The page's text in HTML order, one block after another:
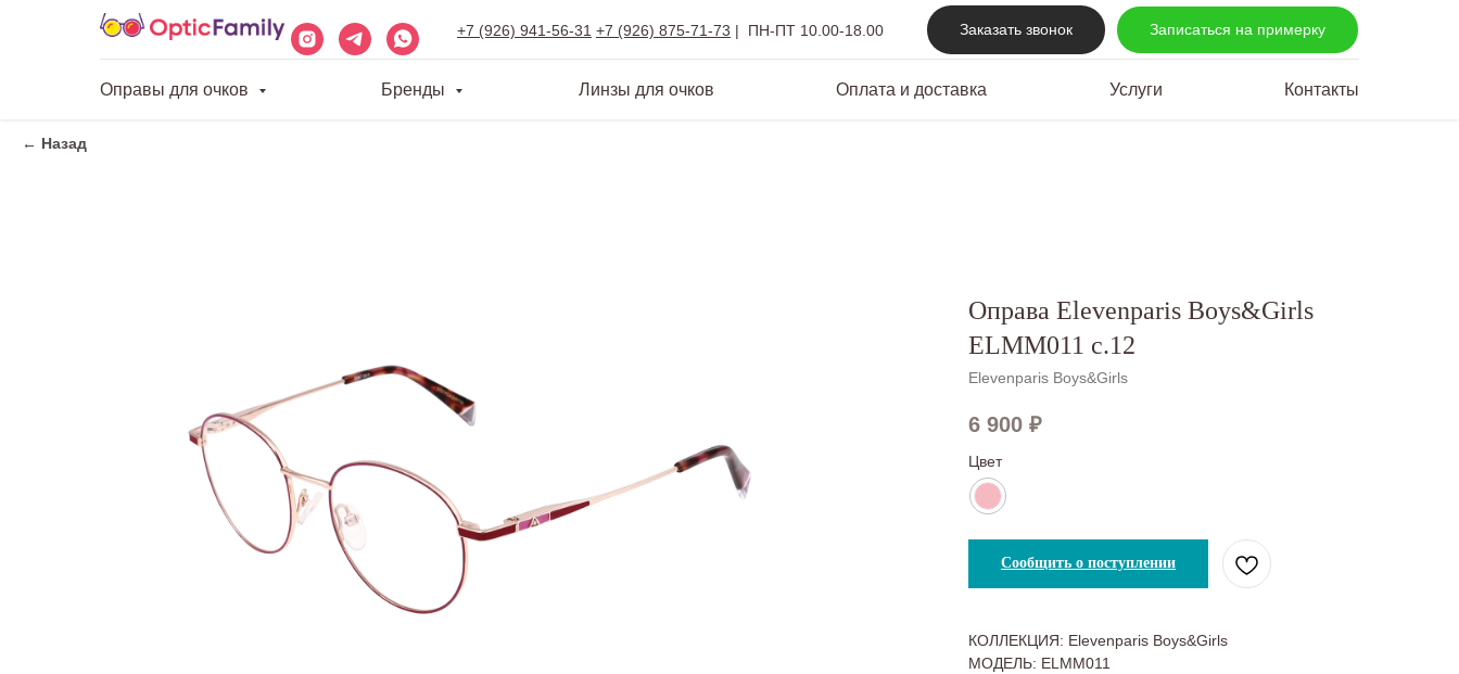
+7 (926) 941-56-31 +7 (926) 875-71-73 | ПН-ПТ 10.00-18.00 Заказать звонок Записаться на примерку
Оправы для очков Бренды Линзы для очков Оплата и доставка Услуги Контакты
← Назад
Оправа Elevenparis Boys&Girls
ELMM011 c.12
Elevenparis Boys&Girls
6 900 ₽
Цвет
Сообщить о поступлении
КОЛЛЕКЦИЯ: Elevenparis Boys&Girls
МОДЕЛЬ: ELMM011